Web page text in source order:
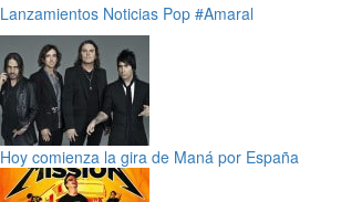
Lanzamientos Noticias Pop #Amaral
Hoy comienza la gira de Maná por España